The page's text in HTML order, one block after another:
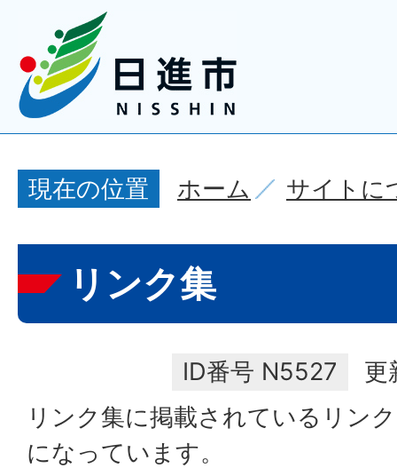
現在の位置 ホーム サイトに
リンク集
ID番号 N5527
更
リンク集に掲載されているリン
になっています。